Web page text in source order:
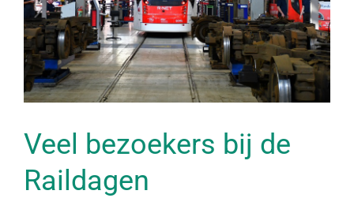
Veel bezoekers bij de
Raildagen